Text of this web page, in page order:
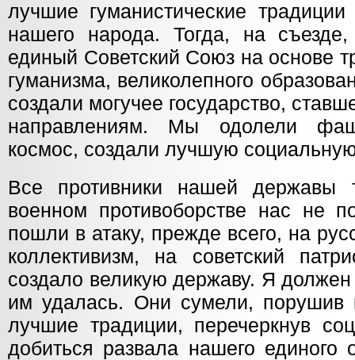
лучшие гуманистические
нашего народа. Тогда, на
единый Советский Союз на основе
гуманизма, великолепного
создали могучее государство,
направлениям. Мы одолели
космос, создали лучшую
Все противники нашей державы
военном противоборстве нас не
пошли в атаку, прежде всего, на
коллективизм, на советский
создало великую державу. Я должен
им удалась. Они сумели, порушив
лучшие традиции, перечеркнув
добиться развала нашего единого